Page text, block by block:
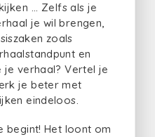
... Zelfs als je
je wil brengen,
zoals
en
je verhaal? Vertel je
je beter met
eindeloos.
begint! Het loont om